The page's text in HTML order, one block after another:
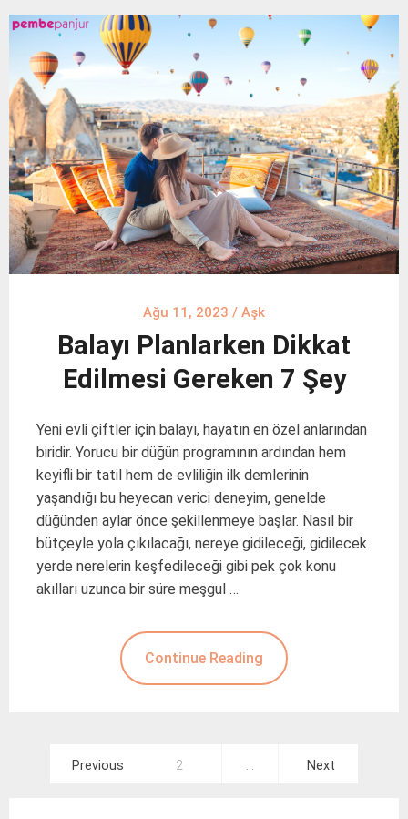
Ağu 11, 2023 / Aşk
Balayı Planlarken Dikkat
Edilmesi Gereken 7 Şey
Yeni evli çiftler için balayı, hayatın en özel anlarından
biridir. Yorucu bir düğün programının ardından hem
keyifli bir tatil hem de evliliğin ilk demlerinin
yaşandığı bu heyecan verici deneyim, genelde
düğünden aylar önce şekillenmeye başlar. Nasıl bir
bütçeyle yola çıkılacağı, nereye gidileceği, gidilecek
yerde nerelerin keşfedileceği gibi pek çok konu
akılları uzunca bir süre meşgul …
Continue Reading
Previous 2 … Next